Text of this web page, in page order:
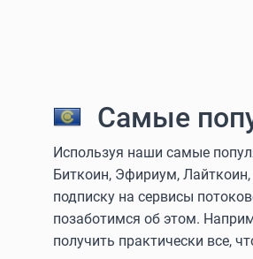
Самые
Используя наши самые
Биткоин, Эфириум,
подписку на сервисы
позаботимся об этом.
получить практически все,